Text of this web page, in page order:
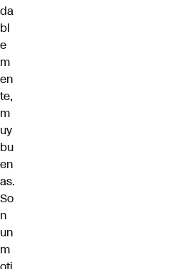
da
bl
e
m
en
te,
m
uy
bu
en
as.
So
n
un
m